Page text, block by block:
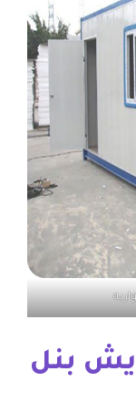
بنل